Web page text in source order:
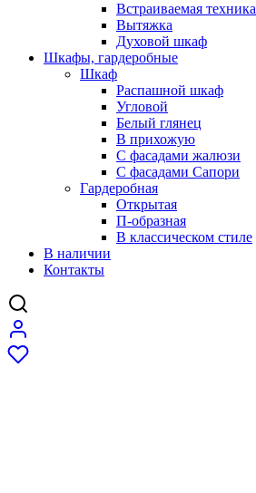
Встраиваемая техника
Вытяжка
Духовой шкаф
Шкафы, гардеробные
Шкаф
Распашной шкаф
Угловой
Белый глянец
В прихожую
C фасадами жалюзи
C фасадами Сапори
Гардеробная
Открытая
П-образная
В классическом стиле
В наличии
Контакты